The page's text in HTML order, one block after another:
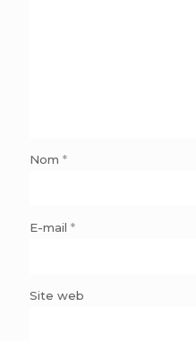
Nom *
E-mail *
Site web